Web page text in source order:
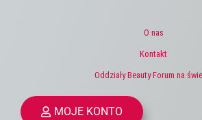
O nas
Kontakt
Oddziały Beauty Forum na
MOJE KONTO